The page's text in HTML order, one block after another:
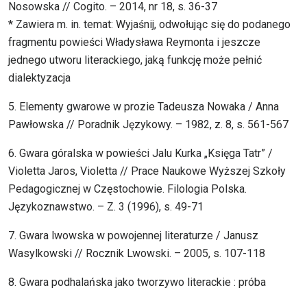
Nosowska // Cogito. – 2014, nr 18, s. 36-37
* Zawiera m. in. temat: Wyjaśnij, odwołując się do podanego
fragmentu powieści Władysława Reymonta i jeszcze
jednego utworu literackiego, jaką funkcję może pełnić
dialektyzacja
5. Elementy gwarowe w prozie Tadeusza Nowaka / Anna
Pawłowska // Poradnik Językowy. – 1982, z. 8, s. 561-567
6. Gwara góralska w powieści Jalu Kurka „Księga Tatr” /
Violetta Jaros, Violetta // Prace Naukowe Wyższej Szkoły
Pedagogicznej w Częstochowie. Filologia Polska.
Językoznawstwo. – Z. 3 (1996), s. 49-71
7. Gwara lwowska w powojennej literaturze / Janusz
Wasylkowski // Rocznik Lwowski. – 2005, s. 107-118
8. Gwara podhalańska jako tworzywo literackie : próba